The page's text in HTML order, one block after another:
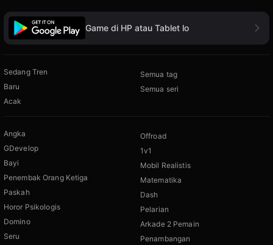
Game di HP atau Tablet lo
Sedang Tren
Baru
Acak
Semua tag
Semua seri
Angka
GDevelop
Bayi
Penembak Orang Ketiga
Paskah
Horor Psikologis
Domino
Seru
Offroad
1v1
Mobil Realistis
Matematika
Dash
Pelarian
Arkade 2 Pemain
Penambangan